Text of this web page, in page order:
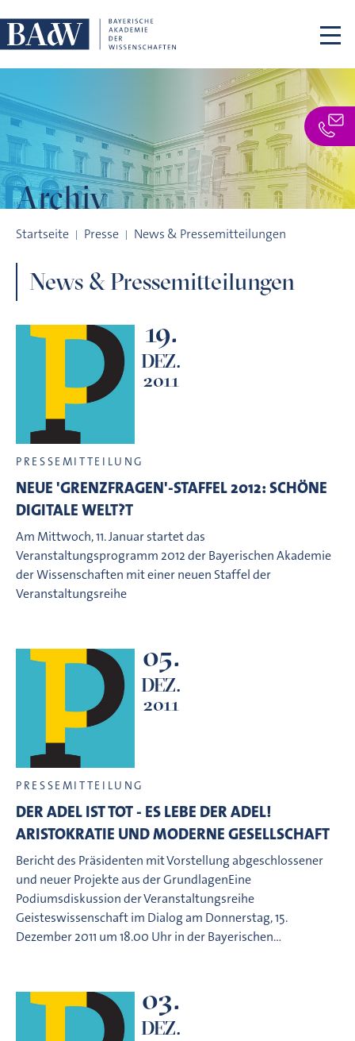
Archiv
Startseite Presse News & Pressemitteilungen
News & Pressemitteilungen
19.
DEZ.
2011
PRESSEMITTEILUNG
NEUE 'GRENZFRAGEN'-STAFFEL 2012: SCHÖNE
DIGITALE WELT?T
Am Mittwoch, 11. Januar startet das
Veranstaltungsprogramm 2012 der Bayerischen Akademie
der Wissenschaften mit einer neuen Staffel der
Veranstaltungsreihe
05.
DEZ.
2011
PRESSEMITTEILUNG
DER ADEL IST TOT - ES LEBE DER ADEL!
ARISTOKRATIE UND MODERNE GESELLSCHAFT
Bericht des Präsidenten mit Vorstellung abgeschlossener
und neuer Projekte aus der GrundlagenEine
Podiumsdiskussion der Veranstaltungsreihe
Geisteswissenschaft im Dialog am Donnerstag, 15.
Dezember 2011 um 18.00 Uhr in der Bayerischen…
03.
DEZ.